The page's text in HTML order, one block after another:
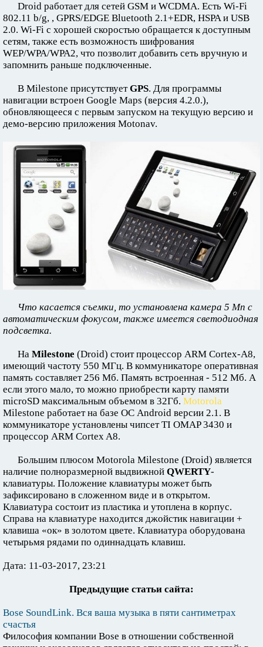
Droid работает для сетей GSM и WCDMA. Есть Wi-Fi
802.11 b/g, , GPRS/EDGE Bluetooth 2.1+EDR, HSPA и USB
2.0. Wi-Fi с хорошей скоростью обращается к доступным
сетям, также есть возможность шифрования
WEP/WPA/WPA2, что позволит добавить сеть вручную и
запомнить раньше подключенные.
В Milestone присутствуетGPS. Для программы
навигации встроен Google Maps (версия 4.2.0.),
обновляющееся с первым запуском на текущую версию и
демо-версию приложения Motonav.
Что касается съемки, то установлена камера 5 Мп с
автоматическим фокусом, также имеется светодиодная
подсветка.
На Milestone (Droid) стоит процессор ARM Cortex-A8,
имеющий частоту 550 МГц. В коммуникаторе оперативная
память составляет 256 Мб. Память встроенная - 512 Мб. А
если этого мало, то можно приобрести карту памяти
microSD максимальным объемом в 32Гб. Motorola
Milestone работает на базе ОС Android версии 2.1. В
коммуникаторе установлены чипсет TI OMAP 3430 и
процессор ARM Cortex A8.
Большим плюсом Motorola Milestone (Droid) является
наличие полноразмерной выдвижной QWERTY-
клавиатуры. Положение клавиатуры может быть
зафиксировано в сложенном виде и в открытом.
Клавиатура состоит из пластика и утоплена в корпус.
Справа на клавиатуре находится джойстик навигации +
клавиша «ок» в золотом цвете. Клавиатура оборудована
четырьмя рядами по одиннадцать клавиш.
Дата: 11-03-2017, 23:21
Предыдущие статьи сайта:
Bose SoundLink. Вся ваша музыка в пяти сантиметрах
счастья
Философия компании Bose в отношении собственной